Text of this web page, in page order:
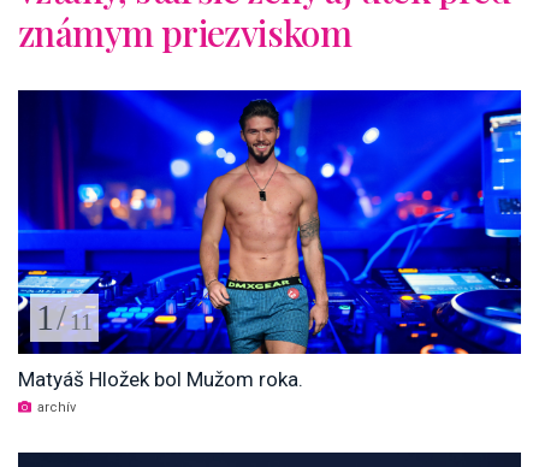
známym priezviskom
1/11
Matyáš Hložek bol Mužom roka.
archív